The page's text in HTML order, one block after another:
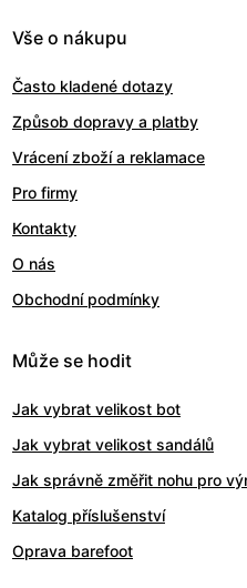
Vše o nákupu
Často kladené dotazy
Způsob dopravy a platby
Vrácení zboží a reklamace
Pro firmy
Kontakty
O nás
Obchodní podmínky
Může se hodit
Jak vybrat velikost bot
Jak vybrat velikost sandálů
Jak správně změřit nohu pro
Katalog příslušenství
Oprava barefoot